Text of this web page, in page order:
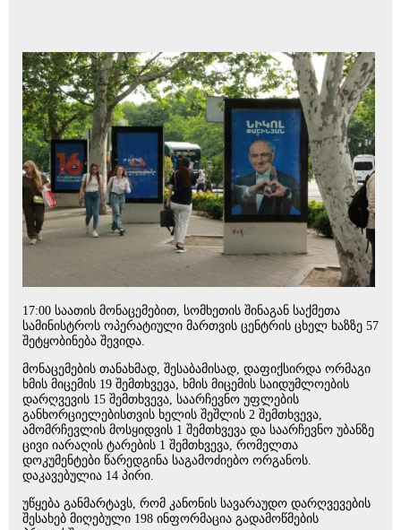
17:00 საათის მონაცემებით, სომხეთის შინაგან საქმეთა
სამინისტროს ოპერატიული მართვის ცენტრის ცხელ ხაზზე 57
შეტყობინება შევიდა.
მონაცემების თანახმად, შესაბამისად, დაფიქსირდა ორმაგი
ხმის მიცემის 19 შემთხვევა, ხმის მიცემის საიდუმლოების
დარღვევის 15 შემთხვევა, საარჩევნო უფლების
განხორციელებისთვის ხელის შეშლის 2 შემთხვევა,
ამომრჩევლის მოსყიდვის 1 შემთხვევა და საარჩევნო უბანზე
ცივი იარაღის ტარების 1 შემთხვევა, რომელთა
დოკუმენტები წარედგინა საგამოძიებო ორგანოს.
დაკავებულია 14 პირი.
უწყება განმარტავს, რომ კანონის სავარაუდო დარღვევების
შესახებ მიღებული 198 ინფორმაცია გადამოწმების